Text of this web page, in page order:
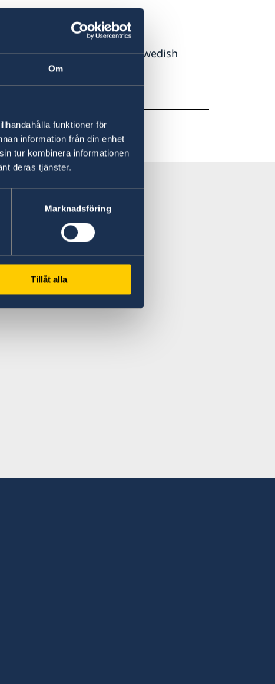
Om
funktioner för
information från din enhet
tur kombinera informationen
deras tjänster.
Marknadsföring
Tillåt alla
to apply to retain your Swedish
Migration Board